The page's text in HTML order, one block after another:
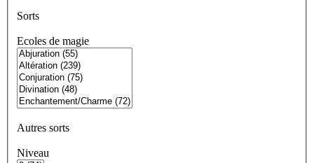
Sorts
Ecoles de magie
Autres sorts
Niveau